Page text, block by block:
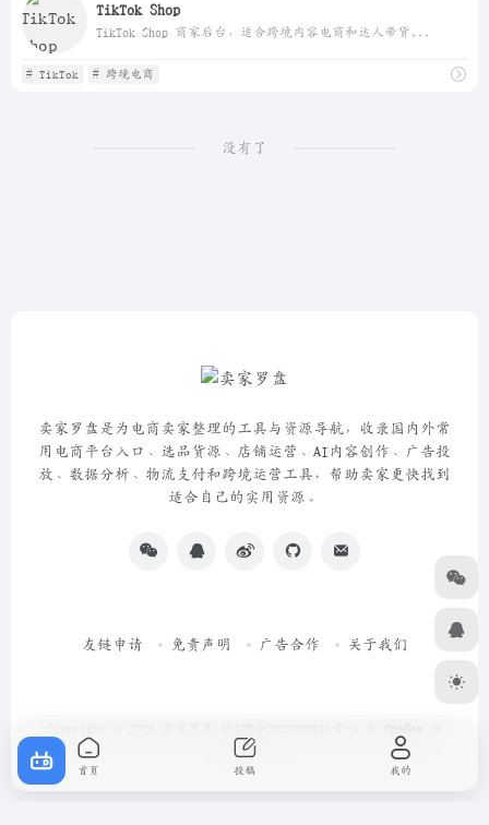
TikTok Shop
TikTok Shop 商家后台，适合跨境内容电商和达人带货...
# TikTok # 跨境电商
没有了
卖家罗盘是为电商卖家整理的工具与资源导航，收录国内外常
用电商平台入口、选品货源、店铺运营、AI内容创作、广告投
放、数据分析、物流支付和跨境运营工具，帮助卖家更快找到
适合自己的实用资源。
友链申请 免责声明 广告合作 关于我们
力驱动
首页 投稿 我的